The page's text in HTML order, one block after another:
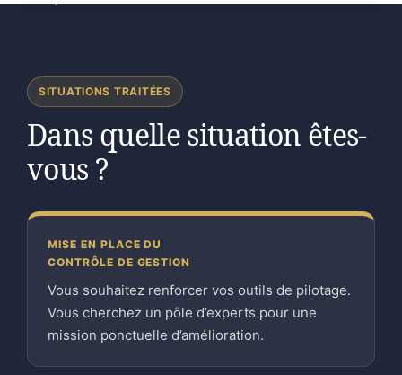
SITUATIONS TRAITÉES
Dans quelle situation êtes-
vous ?
MISE EN PLACE DU
CONTRÔLE DE GESTION
Vous souhaitez renforcer vos outils de pilotage.
Vous cherchez un pôle d’experts pour une
mission ponctuelle d’amélioration.